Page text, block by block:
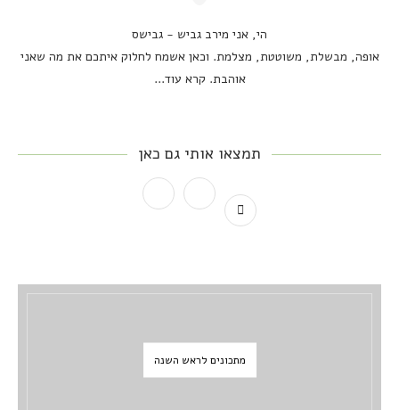
הי, אני מירב גביש - גבישס
אופה, מבשלת, משוטטת, מצלמת. וכאן אשמח לחלוק איתכם את מה שאני
אוהבת. קרא עוד...
תמצאו אותי גם כאן
מתכונים לראש השנה